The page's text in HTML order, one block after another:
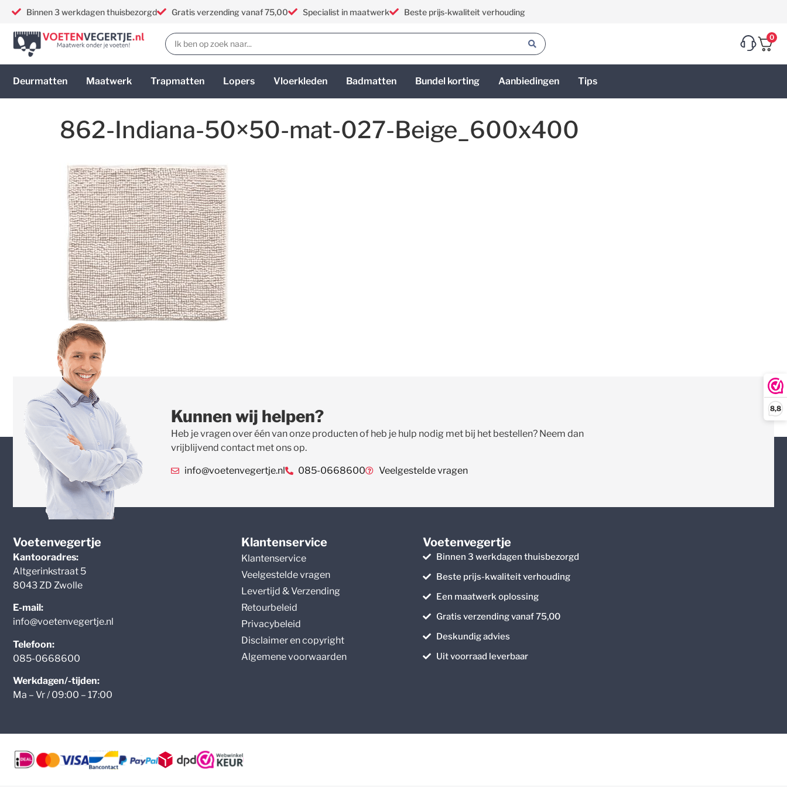
8,8
Binnen 3 werkdagen thuisbezorgd Gratis verzending vanaf 75,00 Specialist in maatwerk Beste prijs-kwaliteit verhouding
0
Deurmatten Maatwerk Trapmatten Lopers Vloerkleden Badmatten Bundel korting Aanbiedingen Tips
862-Indiana-50×50-mat-027-Beige_600x400
Kunnen wij helpen?
Heb je vragen over één van onze producten of heb je hulp nodig met bij het bestellen? Neem dan
vrijblijvend contact met ons op.
info@voetenvegertje.nl 085-0668600 Veelgestelde vragen
Voetenvegertje
Kantooradres:
Altgerinkstraat 5
8043 ZD Zwolle
E-mail:
info@voetenvegertje.nl
Telefoon:
085-0668600
Werkdagen/-tijden:
Ma – Vr / 09:00 – 17:00
Klantenservice
Klantenservice
Veelgestelde vragen
Levertijd & Verzending
Retourbeleid
Privacybeleid
Disclaimer en copyright
Algemene voorwaarden
Voetenvegertje
Binnen 3 werkdagen thuisbezorgd
Beste prijs-kwaliteit verhouding
Een maatwerk oplossing
Gratis verzending vanaf 75,00
Deskundig advies
Uit voorraad leverbaar